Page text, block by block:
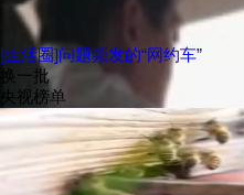
[生活圈]问题频发的“网约车”
换一批
央视榜单